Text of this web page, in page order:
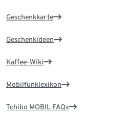
Geschenkkarte
Geschenkideen
Kaffee-Wiki
Mobilfunklexikon
Tchibo MOBIL FAQs